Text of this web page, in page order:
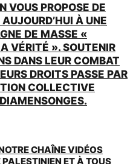
VOUS PROPOSE DE
À UNE
DE MASSE «
VÉRITÉ ». SOUTENIR
DANS LEUR COMBAT
DROITS PASSE PAR
COLLECTIVE
CHAÎNE VIDÉOS
ET À TOUS